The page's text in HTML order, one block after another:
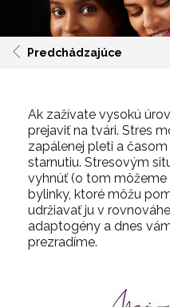
Predchádzajúce
Ak zažívate vysokú
prejaviť na tvári. Stres
zapálenej pleti a
starnutiu. Stresovým
vyhnúť (o tom môžeme
bylinky, ktoré môžu
udržiavať ju v
adaptogény a dnes
prezradíme.